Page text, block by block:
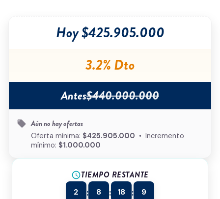
Correo electrónico
¿Cómo podemos ayudarte?
política de privacidady el
tratamiento de
Hoy $425.905.000
3.2% Dto
Antes$440.000.000
local_offer Aún no hay ofertas
Oferta mínima: $425.905.000 • Incremento
mínimo: $1.000.000
scheduleTIEMPO RESTANTE
2 : 8 : 18 : 9